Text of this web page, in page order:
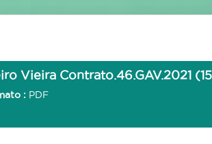
Vieira Contrato.46.GAV.2021
: PDF